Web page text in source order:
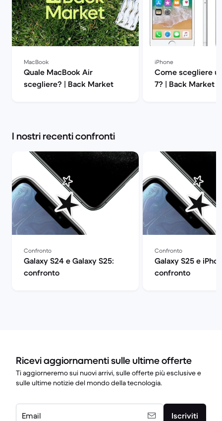
MacBook
Quale MacBook Air
scegliere? | Back Market
iPhone
Come scegliere
7? | Back Market
I nostri recenti confronti
Confronto
Galaxy S24 e Galaxy S25:
confronto
Confronto
Galaxy S25 e
confronto
Ricevi aggiornamenti sulle ultime offerte
Ti aggiorneremo sui nuovi arrivi, sulle offerte più esclusive e
sulle ultime notizie del mondo della tecnologia.
Email Iscriviti